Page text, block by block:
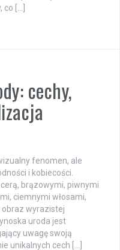
[…]
cechy,
fenomen, ale
i kobiecości.
brązowymi, piwnymi
ciemnymi włosami,
wyrazistej
uroda jest
uwagę swoją
unikalnych cech […]